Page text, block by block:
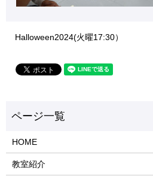
Halloween2024(火曜17:30）
HOME
教室紹介